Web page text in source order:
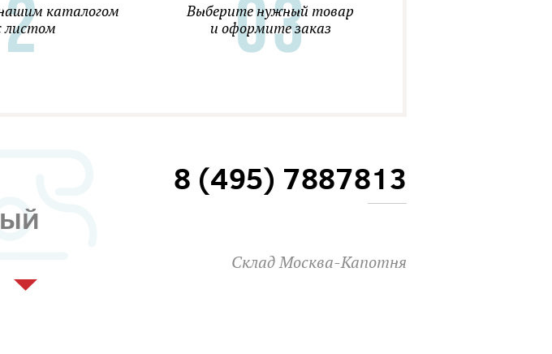
каталогом
листом
Выберите нужный товар
и оформите заказ
8 (495) 7887813
Склад Москва-Капотня